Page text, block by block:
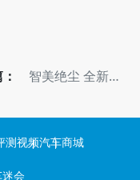
智美绝尘 全新上
Sportback正式
上市
测视频汽车商城
会